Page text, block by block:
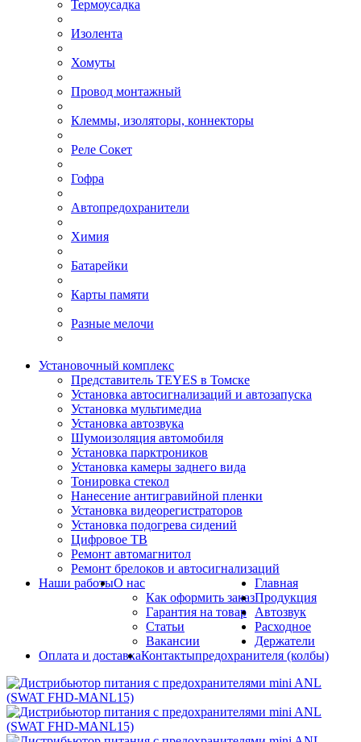
Термоусадка
Изолента
Хомуты
Провод монтажный
Клеммы, изоляторы, коннекторы
Реле Сокет
Гофра
Автопредохранители
Химия
Батарейки
Карты памяти
Разные мелочи
Установочный комплекс
Представитель TEYES в Томске
Установка автосигнализаций и автозапуска
Установка мультимедиа
Установка автозвука
Шумоизоляция автомобиля
Установка парктроников
Установка камеры заднего вида
Тонировка стекол
Нанесение антигравийной пленки
Установка видеорегистраторов
Установка подогрева сидений
Цифровое ТВ
Ремонт автомагнитол
Ремонт брелоков и автосигнализаций
Наши работыО нас
Как оформить заказ
Гарантия на товар
Статьи
Вакансии
Оплата и доставкаКонтакты
Главная
Продукция
Автозвук
Расходное
Держатели
предохранителя (колбы)